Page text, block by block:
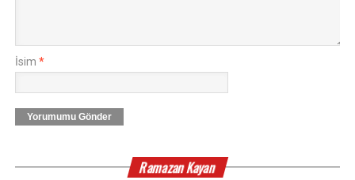
İsim *
Yorumumu Gönder
Ramazan Kayan